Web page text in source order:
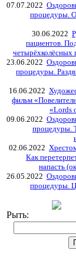
07.07.2022
процедуры.
30.06.2022
пациентов.
четырёхколёсных
23.06.2022
процедуры.
16.06.2022
фильм
«Lords
09.06.2022
процедуры.
02.06.2022
Как
напасть
26.05.2022
процедуры.
Рыть: